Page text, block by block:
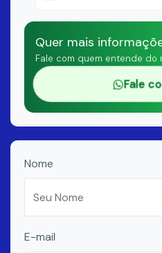
Quer mais
Fale com quem entende do
Fale
Nome
E-mail